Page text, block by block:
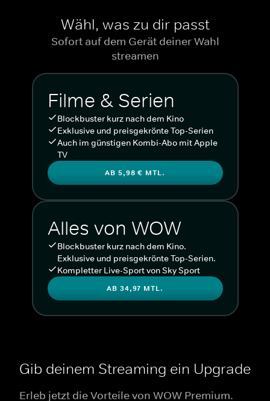
Wähl, was zu dir passt
Sofort auf dem Gerät deiner Wahl
streamen
Filme & Serien
Blockbuster kurz nach dem Kino
Exklusive und preisgekrönte Top-Serien
Auch im günstigen Kombi-Abo mit Apple
TV
AB 5,98 € MTL.
Alles von WOW
Blockbuster kurz nach dem Kino.
Exklusive und preisgekrönte Top-Serien.
Kompletter Live-Sport von Sky Sport
AB 34,97 MTL.
Gib deinem Streaming ein Upgrade
Erleb jetzt die Vorteile von WOW Premium.